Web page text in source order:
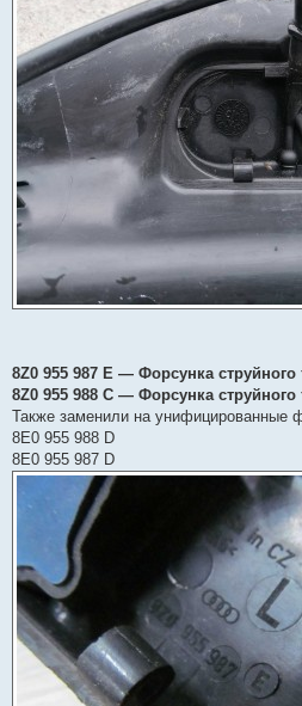
8Z0 955 987 E — Форсунка
8Z0 955 988 C — Форсунка
Также заменили на унифицированные
8E0 955 988 D
8E0 955 987 D